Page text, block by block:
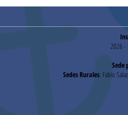
2026 -
Sede
Sedes Rurales: Fabio